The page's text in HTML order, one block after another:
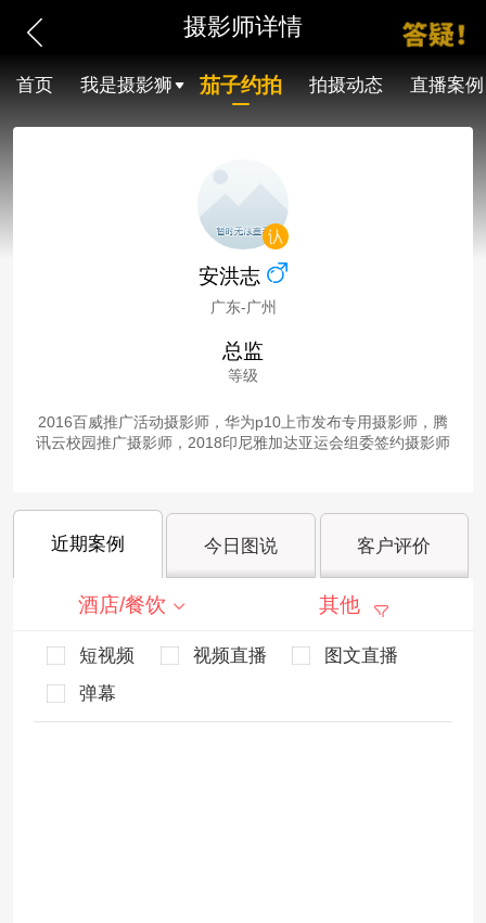
摄影师详情
首页 我是摄影狮 茄子约拍 拍摄动态 直播案例
安洪志
广东-广州
总监
等级
2016百威推广活动摄影师，华为p10上市发布专用摄影师，腾
讯云校园推广摄影师，2018印尼雅加达亚运会组委签约摄影师
近期案例 今日图说 客户评价
酒店/餐饮 其他
短视频 视频直播
图文直播
弹幕